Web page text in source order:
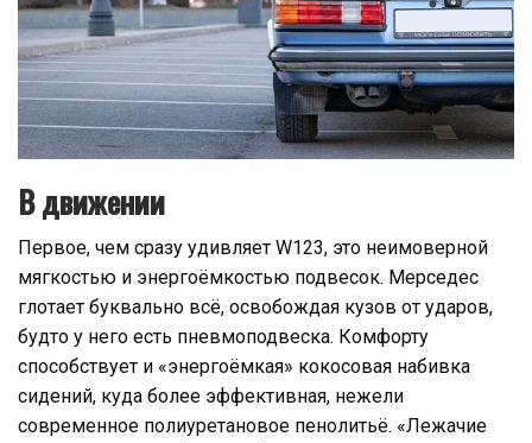
В движении
Первое, чем сразу удивляет W123, это неимоверной
мягкостью и энергоёмкостью подвесок. Мерседес
глотает буквально всё, освобождая кузов от ударов,
будто у него есть пневмоподвеска. Комфорту
способствует и «энергоёмкая» кокосовая набивка
сидений, куда более эффективная, нежели
современное полиуретановое пенолитьё. «Лежачие